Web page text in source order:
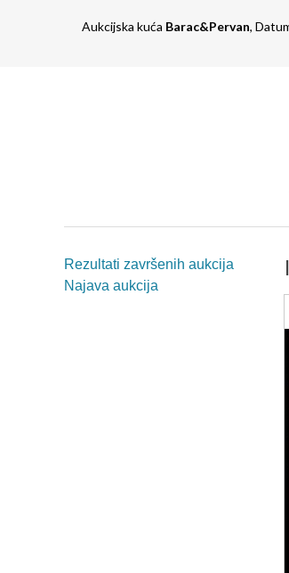
Aukcijska kuća Barac&Pervan,
Rezultati završenih aukcija
Najava aukcija